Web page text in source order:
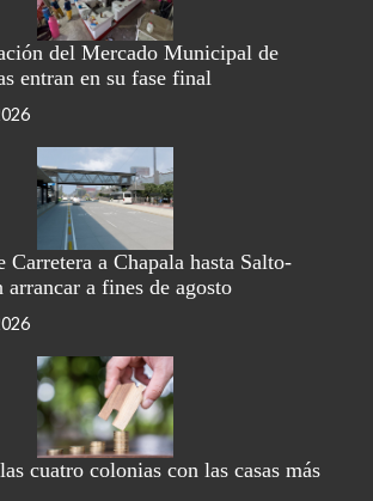
del Mercado Municipal de
entran en su fase final
Carretera a Chapala hasta Salto-
arrancar a fines de agosto
cuatro colonias con las casas más